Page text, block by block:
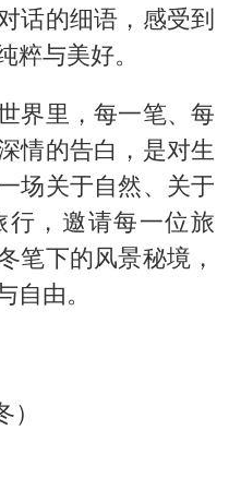
话的细语，感受到
粹与美好。
界里，每一笔、每
情的告白，是对生
场关于自然、关于
，邀请每一位旅
笔下的风景秘境，
由。